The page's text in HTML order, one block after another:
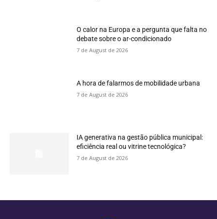
O calor na Europa e a pergunta que falta no
debate sobre o ar-condicionado
7 de August de 2026
A hora de falarmos de mobilidade urbana
7 de August de 2026
IA generativa na gestão pública municipal:
eficiência real ou vitrine tecnológica?
7 de August de 2026